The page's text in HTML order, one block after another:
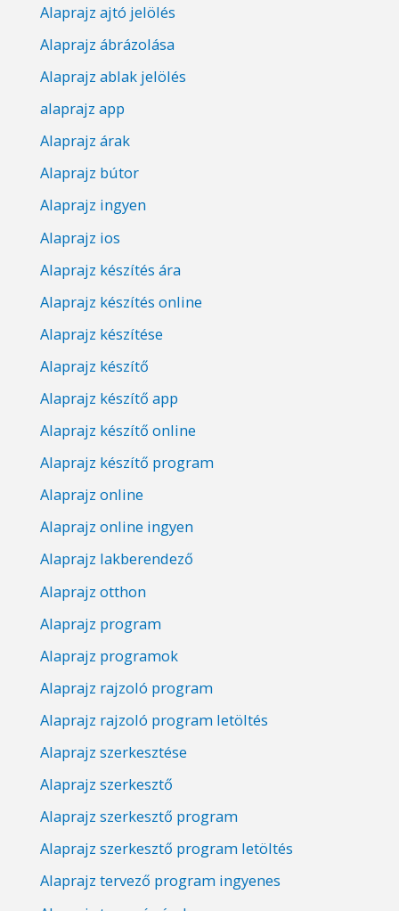
Alaprajz ajtó jelölés
Alaprajz ábrázolása
Alaprajz ablak jelölés
alaprajz app
Alaprajz árak
Alaprajz bútor
Alaprajz ingyen
Alaprajz ios
Alaprajz készítés ára
Alaprajz készítés online
Alaprajz készítése
Alaprajz készítő
Alaprajz készítő app
Alaprajz készítő online
Alaprajz készítő program
Alaprajz online
Alaprajz online ingyen
Alaprajz lakberendező
Alaprajz otthon
Alaprajz program
Alaprajz programok
Alaprajz rajzoló program
Alaprajz rajzoló program letöltés
Alaprajz szerkesztése
Alaprajz szerkesztő
Alaprajz szerkesztő program
Alaprajz szerkesztő program letöltés
Alaprajz tervező program ingyenes